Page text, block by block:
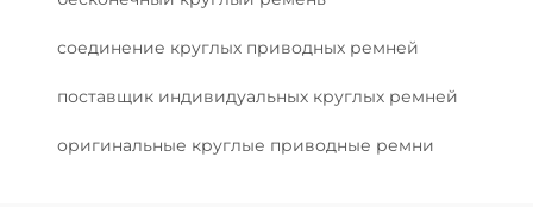
соединение круглых приводных ремней
поставщик индивидуальных круглых ремней
оригинальные круглые приводные ремни